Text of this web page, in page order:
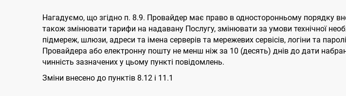
Нагадуємо, що згідно п. 8.9. Провайдер має право в односторонньому порядку
також змінювати тарифи на надавану Послугу, змінювати за умови технічної
підмереж, шлюзи, адреси та імена серверів та мережевих сервісів, логіни та
Провайдера або електронну пошту не менш ніж за 10 (десять) днів до дати
чинність зазначених у цьому пункті повідомлень.
Змiни внесено до пунктiв 8.12 i 11.1